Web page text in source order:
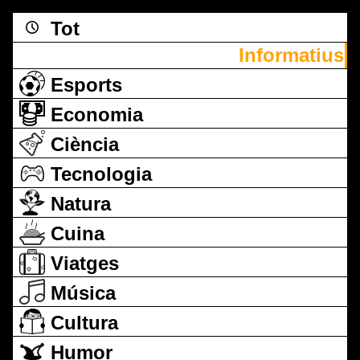
Tot
Informatius
Esports
Economia
Ciència
Tecnologia
Natura
Cuina
Viatges
Música
Cultura
Humor